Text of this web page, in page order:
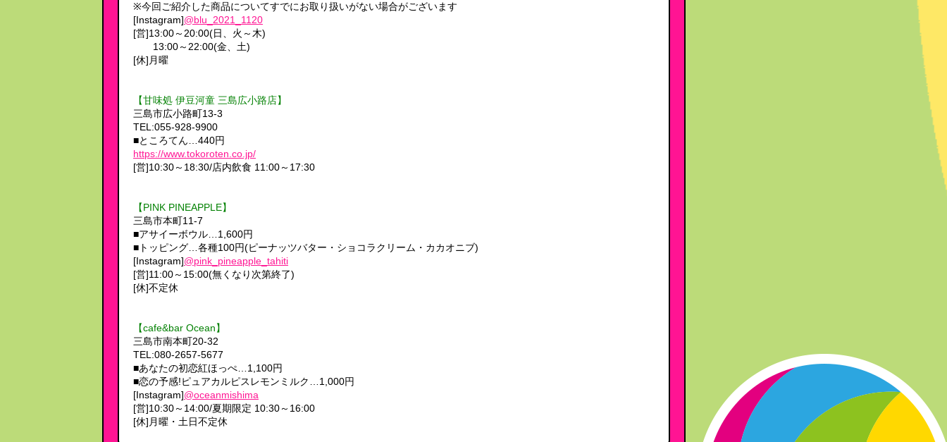
※今回ご紹介した商品についてすでにお取り扱いがない場合がございます
[Instagram]@blu_2021_1120
[営]13:00～20:00(日、火～木)
13:00～22:00(金、土)
[休]月曜
【甘味処 伊豆河童 三島広小路店】
三島市広小路町13-3
TEL:055-928-9900
■ところてん…440円
https://www.tokoroten.co.jp/
[営]10:30～18:30/店内飲食 11:00～17:30
【PINK PINEAPPLE】
三島市本町11-7
■アサイーボウル…1,600円
■トッピング…各種100円(ピーナッツバター・ショコラクリーム・カカオニブ)
[Instagram]@pink_pineapple_tahiti
[営]11:00～15:00(無くなり次第終了)
[休]不定休
【cafe&bar Ocean】
三島市南本町20-32
TEL:080-2657-5677
■あなたの初恋紅ほっぺ…1,100円
■恋の予感!ピュアカルピスレモンミルク…1,000円
[Instagram]@oceanmishima
[営]10:30～14:00/夏期限定 10:30～16:00
[休]月曜・土日不定休